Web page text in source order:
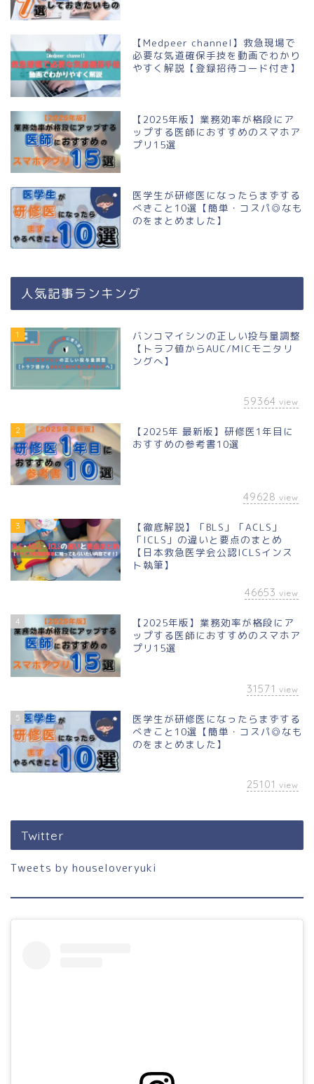
【Medpeer channel】救急現場で
必要な気道確保手技を動画でわかり
やすく解説【登録招待コード付き】
【2025年版】業務効率が格段にア
ップする医師におすすめのスマホア
プリ15選
医学生が研修医になったらまずする
べきこと10選【簡単・コスパ◎なも
のをまとめました】
人気記事ランキング
1
バンコマイシンの正しい投与量調整
【トラフ値からAUC/MICモニタリ
ングへ】
59364 view
2
【2025年 最新版】研修医1年目に
おすすめの参考書10選
49628 view
3
【徹底解説】「BLS」「ACLS」
「ICLS」の違いと要点のまとめ
【日本救急医学会公認ICLSインス
ト執筆】
46653 view
4
【2025年版】業務効率が格段にア
ップする医師におすすめのスマホア
プリ15選
31571 view
5
医学生が研修医になったらまずする
べきこと10選【簡単・コスパ◎なも
のをまとめました】
25101 view
Twitter
Tweets by houseloveryuki